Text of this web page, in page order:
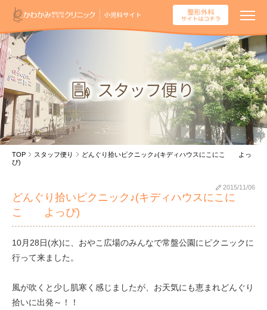
TOP スタッフ便り
どんぐり拾いピクニック♪(キディハウスにこにこ よっ
ぴ)
どんぐり拾いピクニック♪(キディハウスにこに
こ よっぴ)
2015/11/06
10月28日(水)に、おやこ広場のみんなで常盤公園にピクニックに
行って来ました。
風が吹くと少し肌寒く感じましたが、お天気にも恵まれどんぐり
拾いに出発～！！